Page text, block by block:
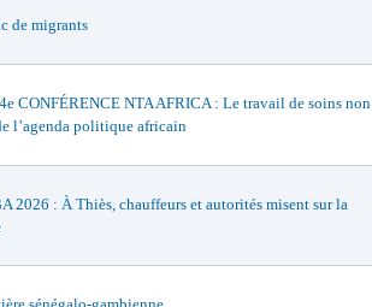
de migrants
CONFÉRENCE NTA AFRICA : Le travail de soins non
l’agenda politique africain
2026 : À Thiès, chauffeurs et autorités misent sur la